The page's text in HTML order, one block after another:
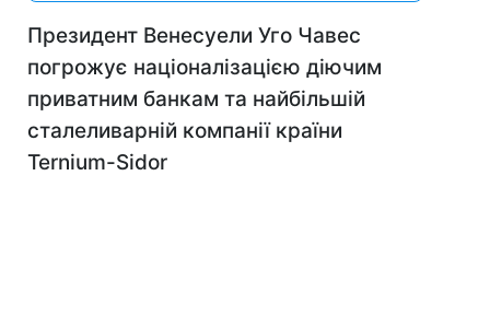
Президент Венесуели Уго Чавес
погрожує націоналізацією діючим
приватним банкам та найбільшій
сталеливарній компанії країни
Ternium-Sidor